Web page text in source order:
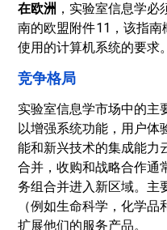
在欧洲 ，实验室信息学
南的欧盟附件11，该指
使用的计算机系统的要求。
竞争格局
实验室信息学市场中的主
以增强系统功能，用户体
能和新兴技术的集成能力
合并，收购和战略合作通
务组合并进入新区域。主
（例如生命科学，化学
扩展他们的服务产品。